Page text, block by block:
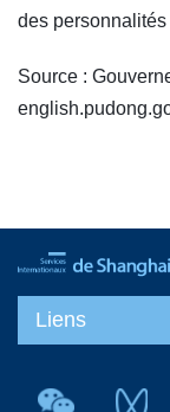
des
Source :
Liens